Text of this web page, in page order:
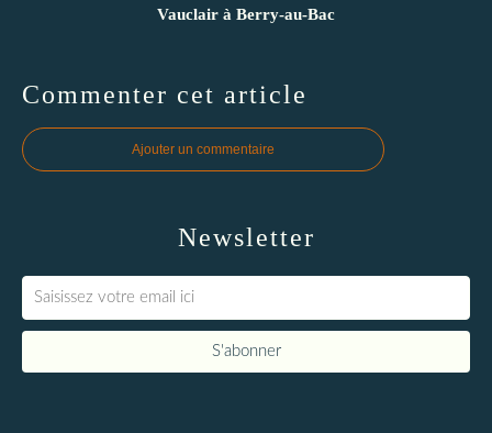
Vauclair à Berry-au-Bac
Commenter cet article
Ajouter un commentaire
Newsletter